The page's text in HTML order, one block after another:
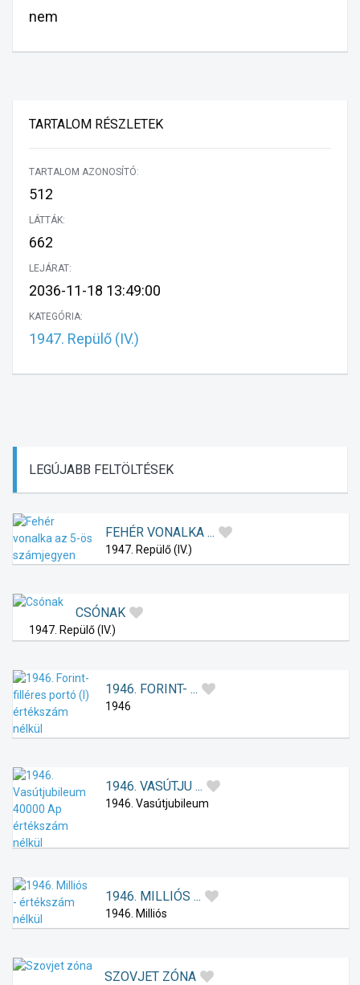
nem
TARTALOM RÉSZLETEK
TARTALOM AZONOSÍTÓ:
512
LÁTTÁK:
662
LEJÁRAT:
2036-11-18 13:49:00
KATEGÓRIA:
1947. Repülő (IV.)
LEGÚJABB FELTÖLTÉSEK
FEHÉR VONALKA ...
1947. Repülő (IV.)
CSÓNAK
1947. Repülő (IV.)
1946. FORINT- ...
1946
1946. VASÚTJU ...
1946. Vasútjubileum
1946. MILLIÓS ...
1946. Milliós
SZOVJET ZÓNA